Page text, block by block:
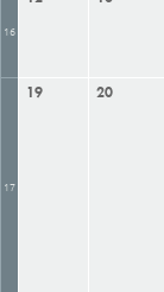
16
17
19 20